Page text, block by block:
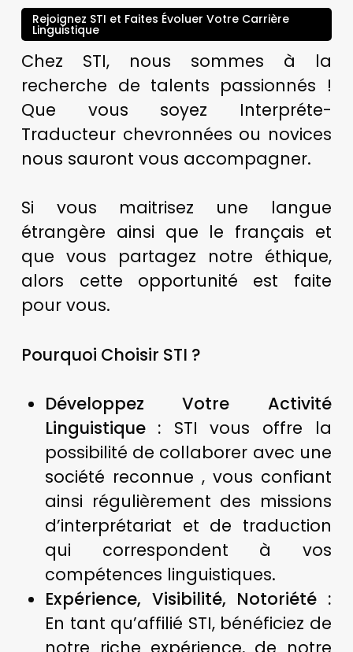
Rejoignez STI et Faites Évoluer Votre Carrière
Linguistique
Chez STI, nous sommes à la
recherche de talents passionnés !
Que vous soyez Interpréte-
Traducteur chevronnées ou novices
nous sauront vous accompagner.
Si vous maitrisez une langue
étrangère ainsi que le français et
que vous partagez notre éthique,
alors cette opportunité est faite
pour vous.
Pourquoi Choisir STI ?
Développez Votre Activité
Linguistique : STI vous offre la
possibilité de collaborer avec une
société reconnue , vous confiant
ainsi régulièrement des missions
d’interprétariat et de traduction
qui correspondent à vos
compétences linguistiques.
Expérience, Visibilité, Notoriété :
En tant qu’affilié STI, bénéficiez de